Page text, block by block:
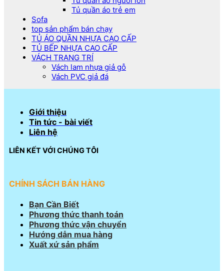
Tủ quần áo trẻ em
Sofa
top sản phẩm bán chạy
TỦ ÁO QUẦN NHỰA CAO CẤP
TỦ BẾP NHỰA CAO CẤP
VÁCH TRANG TRÍ
Vách lam nhựa giả gỗ
Vách PVC giả đá
Giới thiệu
Tin tức - bài viết
Liên hệ
LIÊN KẾT VỚI CHÚNG TÔI
CHÍNH SÁCH BÁN HÀNG
Bạn Cần Biết
Phương thức thanh toán
Phương thức vận chuyển
Hướng dẫn mua hàng
Xuất xứ sản phẩm